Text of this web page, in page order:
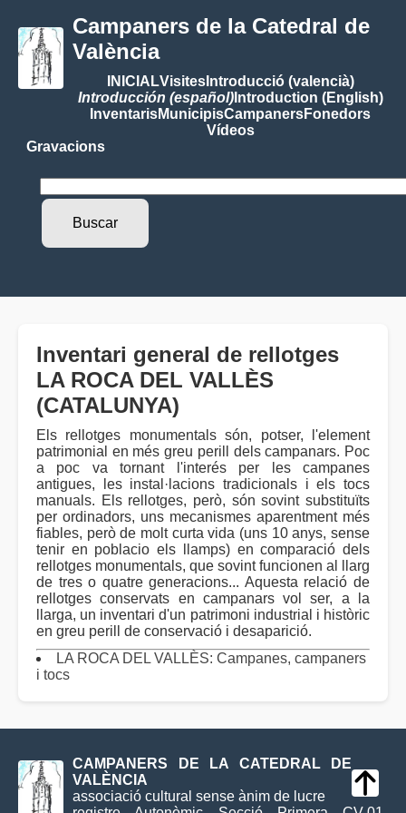
Campaners de la Catedral de
València
INICIALVisitesIntroducció (valencià)
Introducción (español)Introduction (English)
InventarisMunicipisCampanersFonedors
Vídeos
Gravacions
Inventari general de rellotges
LA ROCA DEL VALLÈS
(CATALUNYA)
Els rellotges monumentals són, potser, l'element
patrimonial en més greu perill dels campanars. Poc
a poc va tornant l'interés per les campanes
antigues, les instal·lacions tradicionals i els tocs
manuals. Els rellotges, però, són sovint substituïts
per ordinadors, uns mecanismes aparentment més
fiables, però de molt curta vida (uns 10 anys, sense
tenir en poblacio els llamps) en comparació dels
rellotges monumentals, que sovint funcionen al llarg
de tres o quatre generacions... Aquesta relació de
rellotges conservats en campanars vol ser, a la
llarga, un inventari d'un patrimoni industrial i històric
en greu perill de conservació i desaparició.
LA ROCA DEL VALLÈS: Campanes, campaners
i tocs
CAMPANERS DE LA CATEDRAL DE
VALÈNCIA
associació cultural sense ànim de lucre